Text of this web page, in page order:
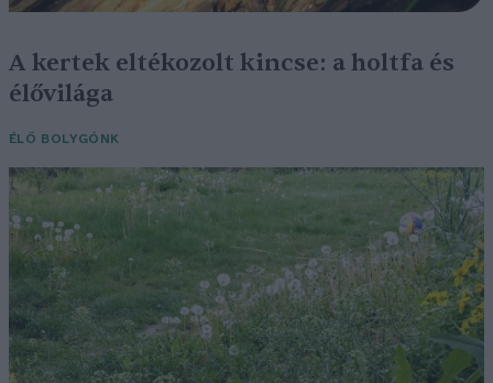
A kertek eltékozolt kincse: a holtfa és
élővilága
ÉLŐ BOLYGÓNK